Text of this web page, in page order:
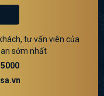
tư vấn viên của
sớm nhất